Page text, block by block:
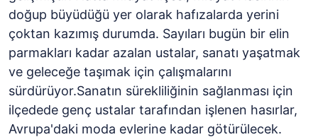
doğup büyüdüğü yer olarak hafızalarda yerini
çoktan kazımış durumda. Sayıları bugün bir elin
parmakları kadar azalan ustalar, sanatı yaşatmak
ve geleceğe taşımak için çalışmalarını
sürdürüyor.Sanatın sürekliliğinin sağlanması için
ilçedede genç ustalar tarafından işlenen hasırlar,
Avrupa'daki moda evlerine kadar götürülecek.